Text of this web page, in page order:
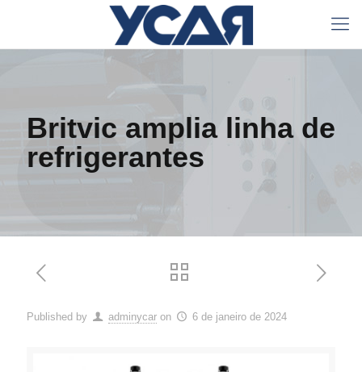
Britvic amplia linha de
refrigerantes
Published by adminycar on 6 de janeiro de 2024